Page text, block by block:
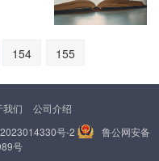
154 155
我们
公司介绍
号-2
鲁公网安备
号